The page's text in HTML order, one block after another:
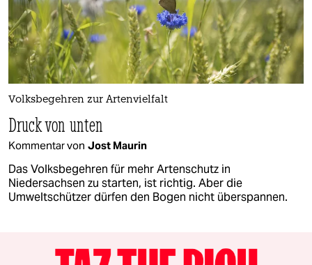
Volksbegehren zur Artenvielfalt
Druck von unten
Kommentar von Jost Maurin
Das Volksbegehren für mehr Artenschutz in
Niedersachsen zu starten, ist richtig. Aber die
Umweltschützer dürfen den Bogen nicht überspannen.